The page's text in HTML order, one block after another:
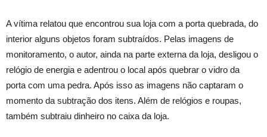
A vítima relatou que encontrou sua loja com a porta quebrada, do
interior alguns objetos foram subtraídos. Pelas imagens de
monitoramento, o autor, ainda na parte externa da loja, desligou o
relógio de energia e adentrou o local após quebrar o vidro da
porta com uma pedra. Após isso as imagens não captaram o
momento da subtração dos itens. Além de relógios e roupas,
também subtraiu dinheiro no caixa da loja.